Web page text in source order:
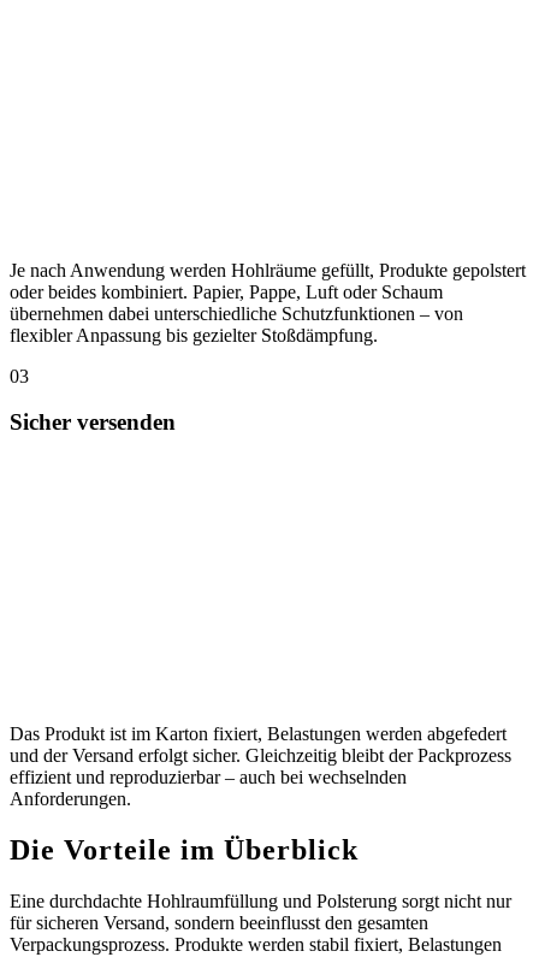
Je nach Anwendung werden Hohlräume gefüllt, Produkte gepolstert
oder beides kombiniert. Papier, Pappe, Luft oder Schaum
übernehmen dabei unterschiedliche Schutzfunktionen – von
flexibler Anpassung bis gezielter Stoßdämpfung.
03
Sicher versenden
Das Produkt ist im Karton fixiert, Belastungen werden abgefedert
und der Versand erfolgt sicher. Gleichzeitig bleibt der Packprozess
effizient und reproduzierbar – auch bei wechselnden
Anforderungen.
Die Vorteile im Überblick
Eine durchdachte Hohlraumfüllung und Polsterung sorgt nicht nur
für sicheren Versand, sondern beeinflusst den gesamten
Verpackungsprozess. Produkte werden stabil fixiert, Belastungen